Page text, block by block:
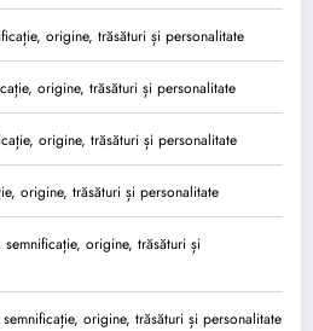
origine, trăsături și personalitate
origine, trăsături și personalitate
origine, trăsături și personalitate
origine, trăsături și personalitate
semnificație, origine, trăsături și
origine, trăsături și personalitate